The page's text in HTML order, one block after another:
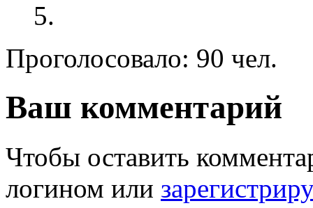
Проголосовало: 90 чел.
Ваш комментарий
Чтобы оставить
логином или